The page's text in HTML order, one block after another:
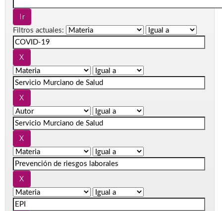
Filtros actuales: